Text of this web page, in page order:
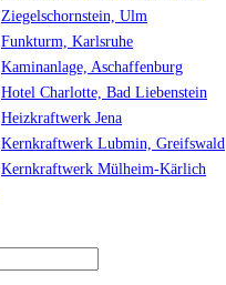
Ziegelschornstein, Ulm
Funkturm, Karlsruhe
Kaminanlage, Aschaffenburg
Hotel Charlotte, Bad Liebenstein
Heizkraftwerk Jena
Kernkraftwerk Lubmin, Greifswald
Kernkraftwerk Mülheim-Kärlich